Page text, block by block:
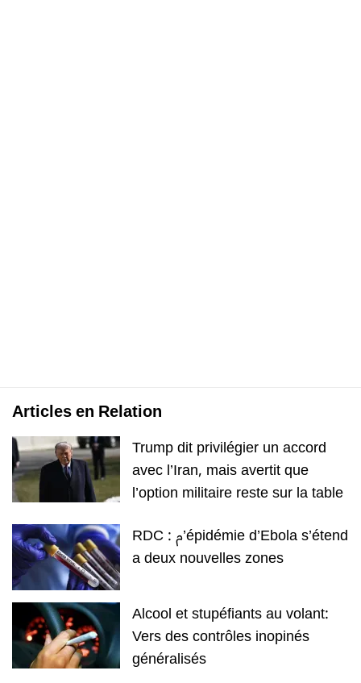
Articles en Relation
Trump dit privilégier un accord
avec l’Iran, mais avertit que
l’option militaire reste sur la table
RDC : م’épidémie d’Ebola s’étend
a deux nouvelles zones
Alcool et stupéfiants au volant:
Vers des contrôles inopinés
généralisés